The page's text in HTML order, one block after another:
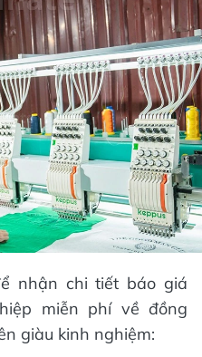
nhận chi tiết báo giá
miễn phí về đồng
giàu kinh nghiệm: